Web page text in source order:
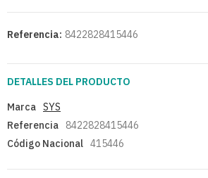
Referencia: 8422828415446
DETALLES DEL PRODUCTO
Marca SYS
Referencia
8422828415446
Código Nacional 415446